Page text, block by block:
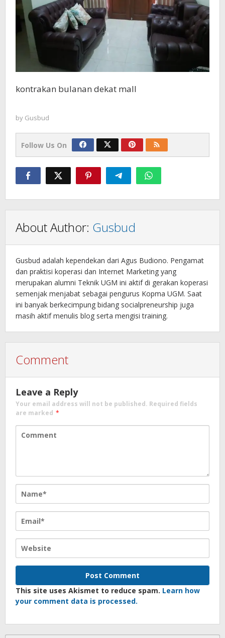
kontrakan bulanan dekat mall
by Gusbud
Follow Us On
About Author: Gusbud
Gusbud adalah kependekan dari Agus Budiono. Pengamat
dan praktisi koperasi dan Internet Marketing yang
merupakan alumni Teknik UGM ini aktif di gerakan koperasi
semenjak menjabat sebagai pengurus Kopma UGM. Saat
ini banyak berkecimpung bidang socialpreneurship juga
masih aktif menulis blog serta mengisi training.
Comment
Leave a Reply
Your email address will not be published. Required fields
are marked *
This site uses Akismet to reduce spam. Learn how
your comment data is processed.